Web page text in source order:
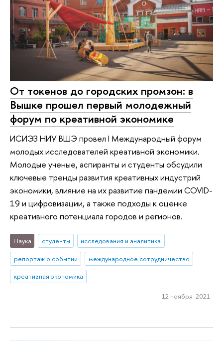
От токенов до городских промзон: в
Вышке прошел первый молодежный
форум по креативной экономике
ИСИЭЗ НИУ ВШЭ провел I Международный форум
молодых исследователей креативной экономики.
Молодые ученые, аспиранты и студенты обсудили
ключевые тренды развития креативных индустрий
экономики, влияние на их развитие пандемии COVID-
19 и цифровизации, а также подходы к оценке
креативного потенциала городов и регионов.
Наука студенты
исследования и аналитика
репортаж о событии
международное сотрудничество
креативная экономика
12 ноября 2021